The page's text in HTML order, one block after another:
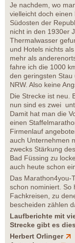
Je nachdem, wo
vielleicht doch
Südosten der
nicht in den 1930er
Thermalwasser
und Hotels nichts
mehr als
fahre ich die 1000
den geringsten
NRW. Also keine
Die Strecke ist neu.
nun sind es zwei
Damit hat man die
einen
Firmenlauf
auch Unternehmen
zwecks Stärkung
Bad Füssing zu
auch heute schon
Das Marathon4you-
schon nominiert. So
Fachkreisen, zu
bescheiden zählen
Laufberichte mit
Strecke gibt es
Herbert Orlinger